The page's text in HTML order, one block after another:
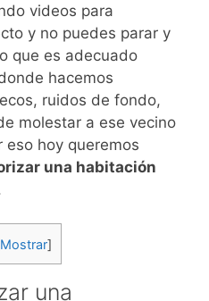
videos para
y no puedes parar y
que es adecuado
hacemos
ruidos de fondo,
molestar a ese vecino
eso hoy queremos
una habitación
Mostrar]
una